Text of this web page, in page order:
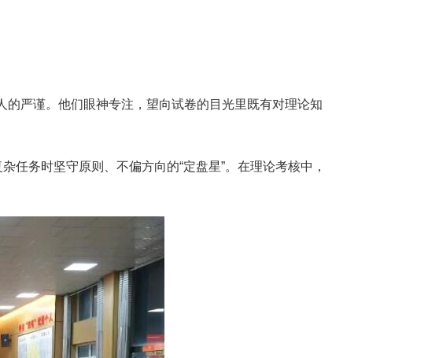
的严谨。他们眼神专注，望向试卷的目光里既有对理论知
务时坚守原则、不偏方向的“定盘星”。在理论考核中，